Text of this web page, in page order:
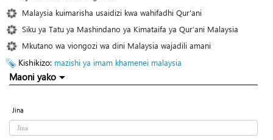
Malaysia kuimarisha usaidizi kwa wahifadhi Qur'ani
Siku ya Tatu ya Mashindano ya Kimataifa ya Qur’ani Malaysia
Mkutano wa viongozi wa dini Malaysia wajadili amani
Kishikizo: mazishi ya imam khamenei malaysia
Maoni yako
Jina